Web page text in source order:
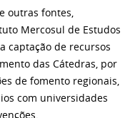
outras fontes,
Mercosul de Estudos
captação de recursos
das Cátedras, por
de fomento regionais,
com universidades